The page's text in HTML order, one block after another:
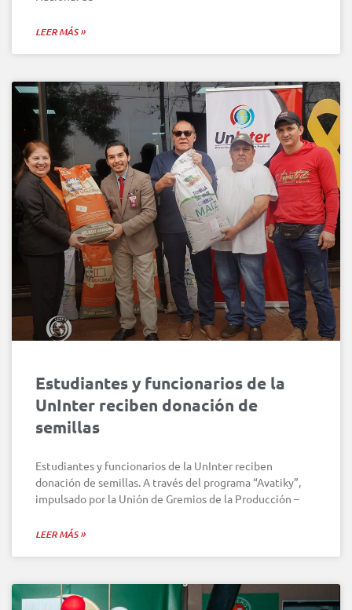
LEER MÁS »
Estudiantes y funcionarios de la
UnInter reciben donación de
semillas
Estudiantes y funcionarios de la UnInter reciben
donación de semillas. A través del programa “Avatiky”,
impulsado por la Unión de Gremios de la Producción –
LEER MÁS »